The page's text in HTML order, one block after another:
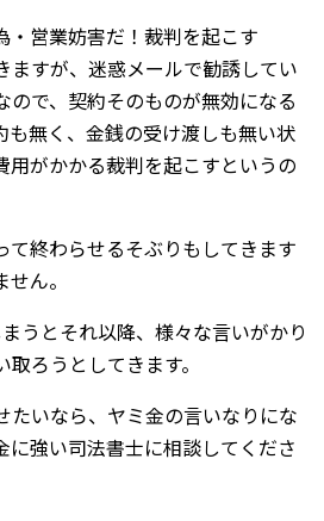
・営業妨害だ！裁判を起こす
ますが、迷惑メールで勧誘してい
ので、契約そのものが無効になる
も無く、金銭の受け渡しも無い状
用がかかる裁判を起こすというの
て終わらせるそぶりもしてきます
ん。
うとそれ以降、様々な言いがかり
ろうとしてきます。
たいなら、ヤミ金の言いなりにな
に強い司法書士に相談してくださ